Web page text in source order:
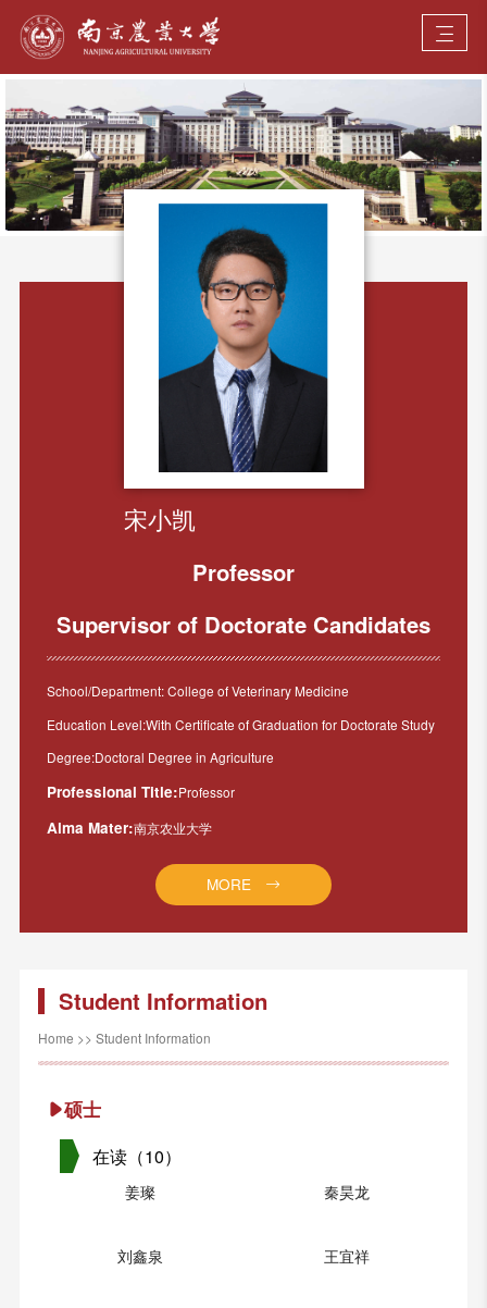
宋小凯
Professor
Supervisor of Doctorate Candidates
School/Department: College of Veterinary Medicine
Education Level:With Certificate of Graduation for Doctorate Study
Degree:Doctoral Degree in Agriculture
Professional Title:Professor
Alma Mater:南京农业大学
MORE
Student Information
Home >> Student Information
硕士
在读（10）
姜璨 秦昊龙
刘鑫泉 王宜祥